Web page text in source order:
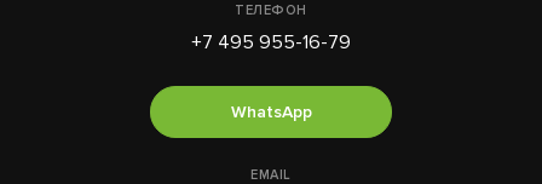
ТЕЛЕФОН
+7 495 955-16-79
WhatsApp
EMAIL